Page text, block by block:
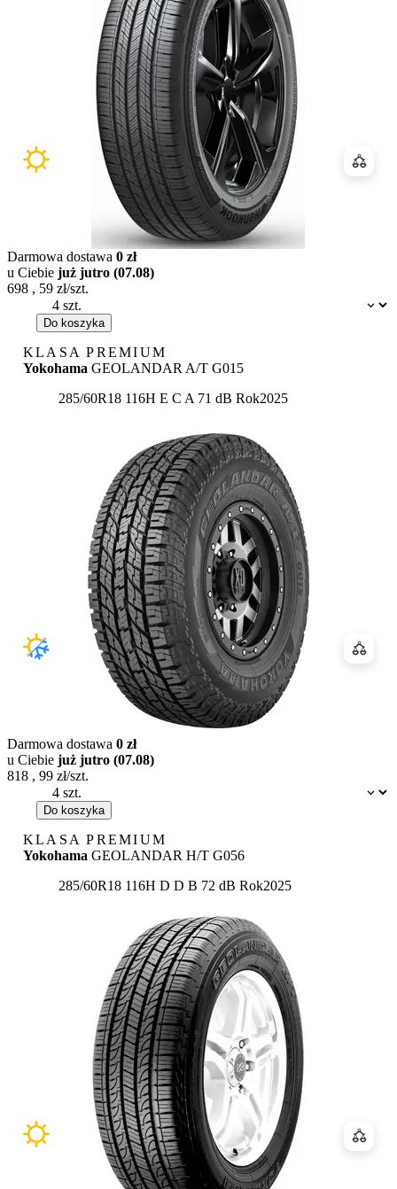
Dostępność:
Darmowa dostawa 0 zł
u Ciebie już jutro (07.08)
698 , 59 zł/szt.
Do koszyka
KLASA PREMIUM
Yokohama GEOLANDAR A/T G015
285/60R18 116H Etykieta:
E C A 71 dB Rok2025
Dostępność:
Darmowa dostawa 0 zł
u Ciebie już jutro (07.08)
818 , 99 zł/szt.
Do koszyka
KLASA PREMIUM
Yokohama GEOLANDAR H/T G056
285/60R18 116H Etykieta:
D D B 72 dB Rok2025